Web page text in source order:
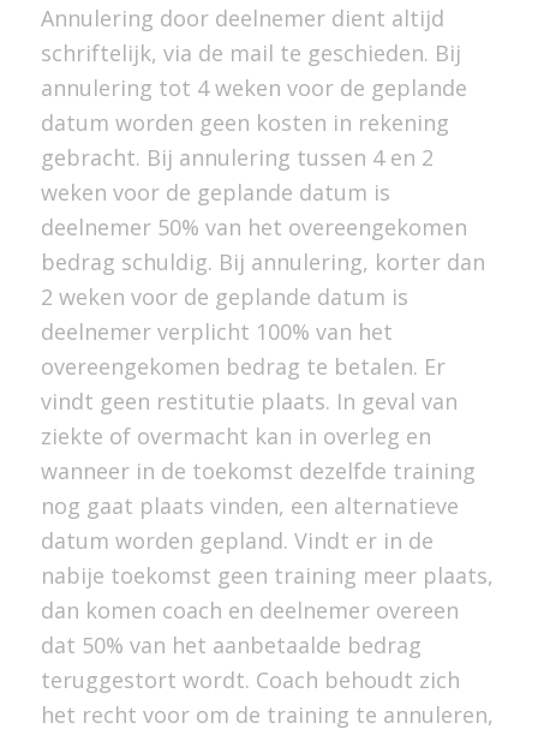
Annulering door deelnemer dient altijd
schriftelijk, via de mail te geschieden. Bij
annulering tot 4 weken voor de geplande
datum worden geen kosten in rekening
gebracht. Bij annulering tussen 4 en 2
weken voor de geplande datum is
deelnemer 50% van het overeengekomen
bedrag schuldig. Bij annulering, korter dan
2 weken voor de geplande datum is
deelnemer verplicht 100% van het
overeengekomen bedrag te betalen. Er
vindt geen restitutie plaats. In geval van
ziekte of overmacht kan in overleg en
wanneer in de toekomst dezelfde training
nog gaat plaats vinden, een alternatieve
datum worden gepland. Vindt er in de
nabije toekomst geen training meer plaats,
dan komen coach en deelnemer overeen
dat 50% van het aanbetaalde bedrag
teruggestort wordt. Coach behoudt zich
het recht voor om de training te annuleren,